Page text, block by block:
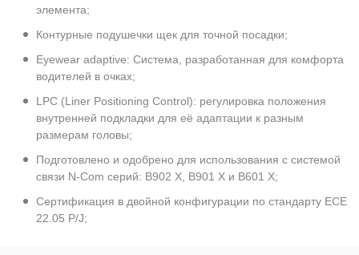
элемента;
Контурные подушечки щек для точной посадки;
Eyewear adaptive: Система, разработанная для комфорта
водителей в очках;
LPC (Liner Positioning Control): регулировка положения
внутренней подкладки для её адаптации к разным
размерам головы;
Подготовлено и одобрено для использования с системой
связи N-Com серий: B902 X, B901 X и B601 X;
Сертификация в двойной конфигурации по стандарту ECE
22.05 P/J;